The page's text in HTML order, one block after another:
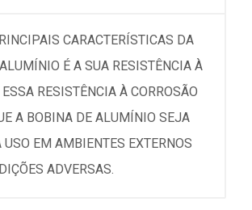
CARACTERÍSTICAS DA
É A SUA RESISTÊNCIA À
ESSA RESISTÊNCIA À CORROSÃO
A BOBINA DE ALUMÍNIO SEJA
USO EM AMBIENTES EXTERNOS
ADVERSAS.